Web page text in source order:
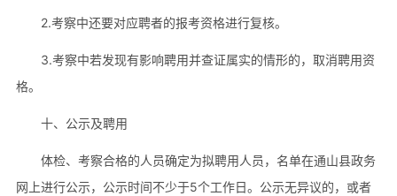
2.考察中还要对应聘者的报考资格进行复核。
3.考察中若发现有影响聘用并查证属实的情形的，取消聘用资
格。
十、公示及聘用
体检、考察合格的人员确定为拟聘用人员，名单在通山县政务
网上进行公示，公示时间不少于5个工作日。公示无异议的，或者